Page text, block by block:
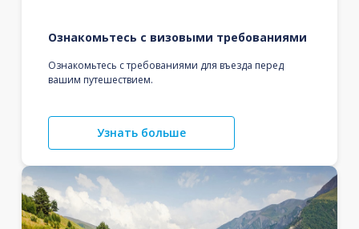
Ознакомьтесь с визовыми требованиями
Ознакомьтесь с требованиями для въезда перед
вашим путешествием.
Узнать больше